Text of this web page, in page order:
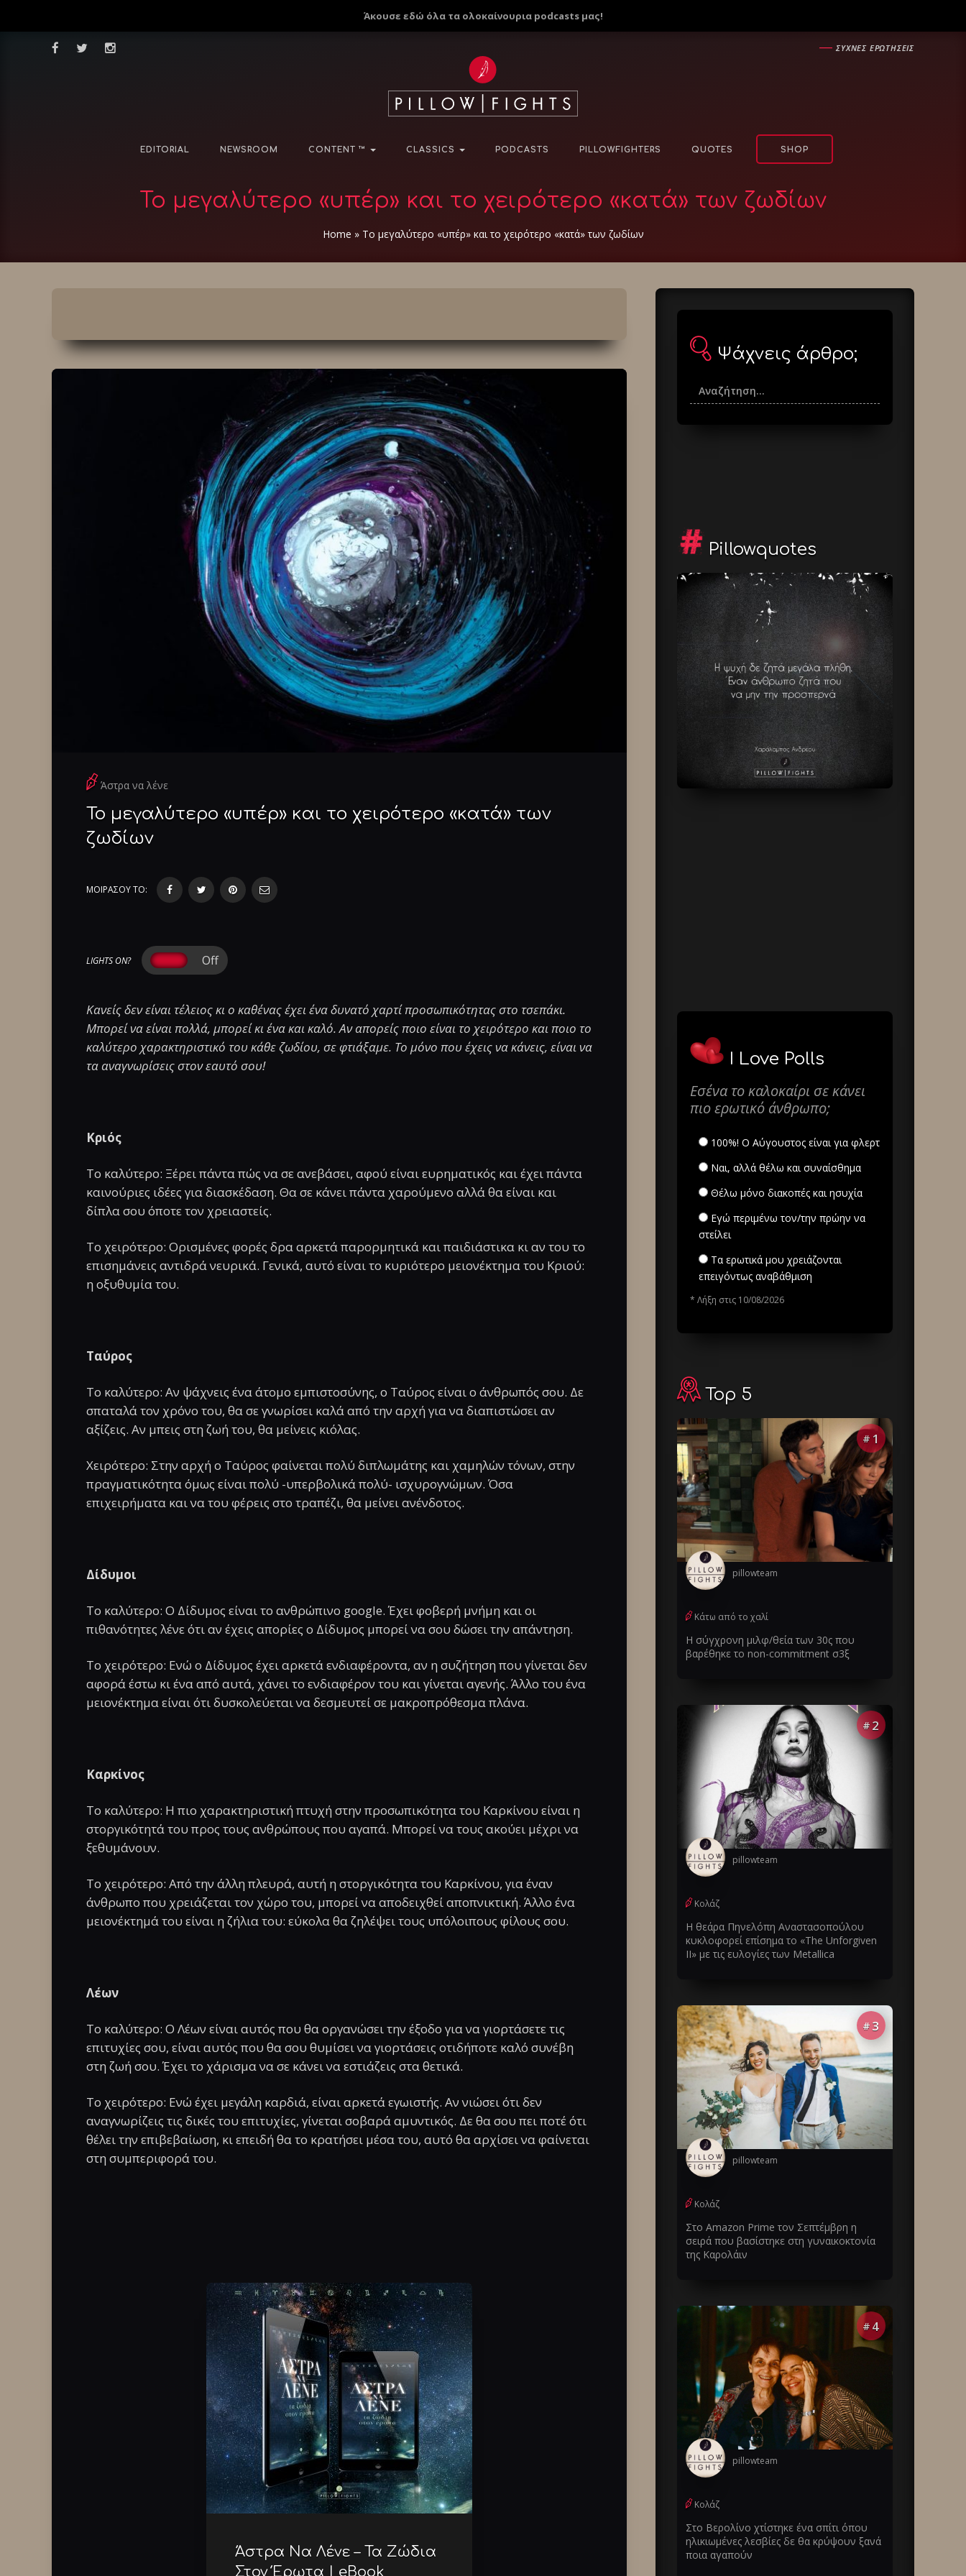
Άκουσε εδώ όλα τα ολοκαίνουρια podcasts μας!
―ΣΥΧΝΕΣ ΕΡΩΤΗΣΕΙΣ
EDITORIAL NEWSROOM CONTENT ™ CLASSICS PODCASTS PILLOWFIGHTERS QUOTES SHOP
Το μεγαλύτερο «υπέρ» και το χειρότερο «κατά» των ζωδίων
Home » Το μεγαλύτερο «υπέρ» και το χειρότερο «κατά» των ζωδίων
Άστρα να λένε
Το μεγαλύτερο «υπέρ» και το χειρότερο «κατά» των
ζωδίων
ΜΟΙΡΑΣΟΥ ΤΟ:
LIGHTS ON?
Κανείς δεν είναι τέλειος κι ο καθένας έχει ένα δυνατό χαρτί προσωπικότητας στο τσεπάκι.
Μπορεί να είναι πολλά, μπορεί κι ένα και καλό. Αν απορείς ποιο είναι το χειρότερο και ποιο το
καλύτερο χαρακτηριστικό του κάθε ζωδίου, σε φτιάξαμε. Το μόνο που έχεις να κάνεις, είναι να
τα αναγνωρίσεις στον εαυτό σου!
Κριός
Το καλύτερο: Ξέρει πάντα πώς να σε ανεβάσει, αφού είναι ευρηματικός και έχει πάντα
καινούριες ιδέες για διασκέδαση. Θα σε κάνει πάντα χαρούμενο αλλά θα είναι και
δίπλα σου όποτε τον χρειαστείς.
Το χειρότερο: Ορισμένες φορές δρα αρκετά παρορμητικά και παιδιάστικα κι αν του το
επισημάνεις αντιδρά νευρικά. Γενικά, αυτό είναι το κυριότερο μειονέκτημα του Κριού:
η οξυθυμία του.
Ταύρος
Το καλύτερο: Αν ψάχνεις ένα άτομο εμπιστοσύνης, ο Ταύρος είναι ο άνθρωπός σου. Δε
σπαταλά τον χρόνο του, θα σε γνωρίσει καλά από την αρχή για να διαπιστώσει αν
αξίζεις. Αν μπεις στη ζωή του, θα μείνεις κιόλας.
Χειρότερο: Στην αρχή ο Ταύρος φαίνεται πολύ διπλωμάτης και χαμηλών τόνων, στην
πραγματικότητα όμως είναι πολύ -υπερβολικά πολύ- ισχυρογνώμων. Όσα
επιχειρήματα και να του φέρεις στο τραπέζι, θα μείνει ανένδοτος.
Δίδυμοι
Το καλύτερο: Ο Δίδυμος είναι το ανθρώπινο google. Έχει φοβερή μνήμη και οι
πιθανότητες λένε ότι αν έχεις απορίες ο Δίδυμος μπορεί να σου δώσει την απάντηση.
Το χειρότερο: Ενώ ο Δίδυμος έχει αρκετά ενδιαφέροντα, αν η συζήτηση που γίνεται δεν
αφορά έστω κι ένα από αυτά, χάνει το ενδιαφέρον του και γίνεται αγενής. Άλλο του ένα
μειονέκτημα είναι ότι δυσκολεύεται να δεσμευτεί σε μακροπρόθεσμα πλάνα.
Καρκίνος
Το καλύτερο: Η πιο χαρακτηριστική πτυχή στην προσωπικότητα του Καρκίνου είναι η
στοργικότητά του προς τους ανθρώπους που αγαπά. Μπορεί να τους ακούει μέχρι να
ξεθυμάνουν.
Το χειρότερο: Από την άλλη πλευρά, αυτή η στοργικότητα του Καρκίνου, για έναν
άνθρωπο που χρειάζεται τον χώρο του, μπορεί να αποδειχθεί αποπνικτική. Άλλο ένα
μειονέκτημά του είναι η ζήλια του: εύκολα θα ζηλέψει τους υπόλοιπους φίλους σου.
Λέων
Το καλύτερο: Ο Λέων είναι αυτός που θα οργανώσει την έξοδο για να γιορτάσετε τις
επιτυχίες σου, είναι αυτός που θα σου θυμίσει να γιορτάσεις οτιδήποτε καλό συνέβη
στη ζωή σου. Έχει το χάρισμα να σε κάνει να εστιάζεις στα θετικά.
Το χειρότερο: Ενώ έχει μεγάλη καρδιά, είναι αρκετά εγωιστής. Αν νιώσει ότι δεν
αναγνωρίζεις τις δικές του επιτυχίες, γίνεται σοβαρά αμυντικός. Δε θα σου πει ποτέ ότι
θέλει την επιβεβαίωση, κι επειδή θα το κρατήσει μέσα του, αυτό θα αρχίσει να φαίνεται
στη συμπεριφορά του.
Άστρα Να Λένε – Τα Ζώδια
Στον Έρωτα | eBook
Ψάχνεις άρθρο;
Pillowquotes
I Love Polls
Εσένα το καλοκαίρι σε κάνει
πιο ερωτικό άνθρωπο;
100%! Ο Αύγουστος είναι για φλερτ
Ναι, αλλά θέλω και συναίσθημα
Θέλω μόνο διακοπές και ησυχία
Εγώ περιμένω τον/την πρώην να
στείλει
Τα ερωτικά μου χρειάζονται
επειγόντως αναβάθμιση
* Λήξη στις 10/08/2026
Top 5
# 1
pillowteam
Κάτω από το χαλί
Η σύγχρονη μιλφ/θεία των 30ς που
βαρέθηκε το non-commitment σ3ξ
# 2
pillowteam
Κολάζ
Η θεάρα Πηνελόπη Αναστασοπούλου
κυκλοφορεί επίσημα το «The Unforgiven
II» με τις ευλογίες των Metallica
# 3
pillowteam
Κολάζ
Στο Amazon Prime τον Σεπτέμβρη η
σειρά που βασίστηκε στη γυναικοκτονία
της Καρολάιν
# 4
pillowteam
Κολάζ
Στο Βερολίνο χτίστηκε ένα σπίτι όπου
ηλικιωμένες λεσβίες δε θα κρύψουν ξανά
ποια αγαπούν